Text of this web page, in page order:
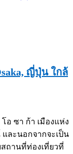
ญี่ปุ่น ใกล้
อ ซา ก้า เมืองแห่ง
ละนอกจากจะเป็น
ถานที่ท่องเที่ยวที่